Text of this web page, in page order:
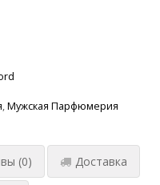
,Мужская Парфюмерия
(0) Доставка